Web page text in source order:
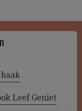
Leef Geniet